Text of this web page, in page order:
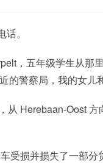
。
，五年级学生从那
的警察局，我的女儿
Herebaan-Oost
受损并损失了一部